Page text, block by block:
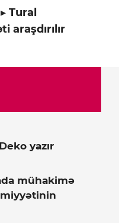
▸ Tural
araşdırılır
yazır
mühakimə